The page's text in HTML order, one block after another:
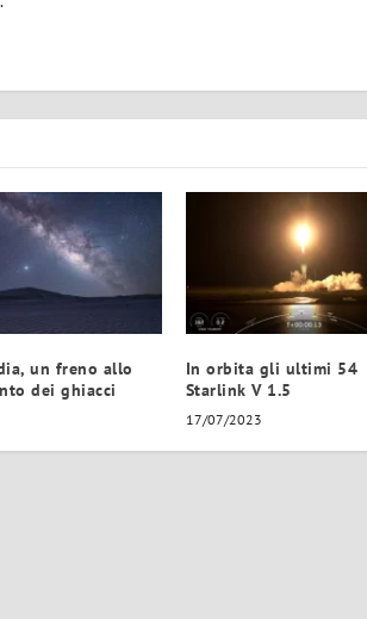
un freno allo
dei ghiacci
In orbita gli ultimi 54
Starlink V 1.5
17/07/2023